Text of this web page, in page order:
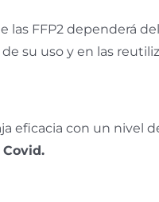
las FFP2 dependerá
su uso y en las
eficacia con un nivel
Covid.